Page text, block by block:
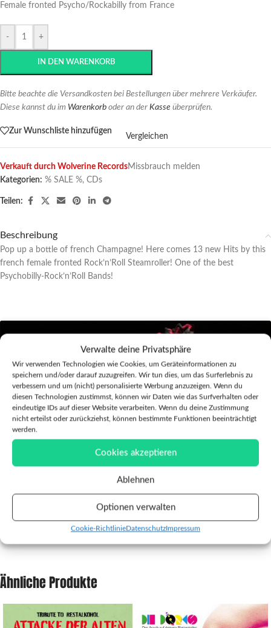
Verwalte deine Privatsphäre
Wir verwenden Technologien wie Cookies, um Geräteinformationen zu
speichern und/oder darauf zuzugreifen. Wir tun dies, um das Surferlebnis zu
verbessern und um (nicht) personalisierte Werbung anzuzeigen. Wenn du
diesen Technologien zustimmst, können wir Daten wie das Surfverhalten oder
eindeutige IDs auf dieser Website verarbeiten. Wenn du deine Zustimmung
nicht erteilst oder zurückziehst, können bestimmte Funktionen beeinträchtigt
werden.
Cookies akzeptieren
Ablehnen
Optionen verwalten
Cookie-RichtlinieDatenschutzImpressum
Female fronted Psycho/Rockabilly from France
- +
IN DEN WARENKORB
Bitte beachte die Versandkosten bei Bestellungen über mehrere Verkäufer.
Diese kannst du im Warenkorb oder an der Kasse überprüfen.
Zur Wunschliste hinzufügen
Vergleichen
Verkauft durch Wolverine RecordsMissbrauch melden
Kategorien: % SALE %, CDs
Teilen:
Beschreibung
Pop up a bottle of french Champagne! Here comes 13 new Hits by this
french female fronted Rock’n’Roll Steamroller! One of the best
Psychobilly-Rock’n’Roll Bands!
Klicke hier, um Marketing-Cookies zu
akzeptieren und diesen Inhalt zu aktivieren
Reviews (0)
Fragen und Antworten
Ähnliche Produkte